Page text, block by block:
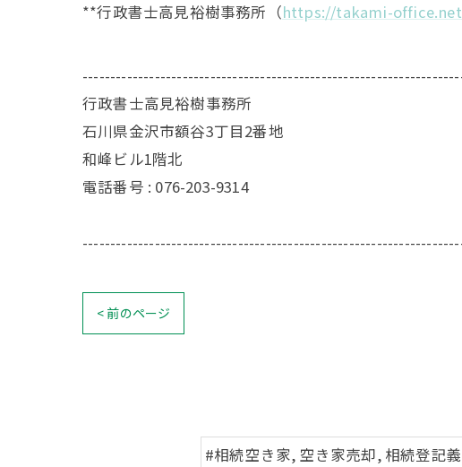
**行政書士高見裕樹事務所（https://takami-
行政書士高見裕樹事務所
石川県金沢市額谷3丁目2番地
和峰ビル1階北
電話番号 : 076-203-9314
< 前のページ
#相続空き家, 空き家売却, 相続登記